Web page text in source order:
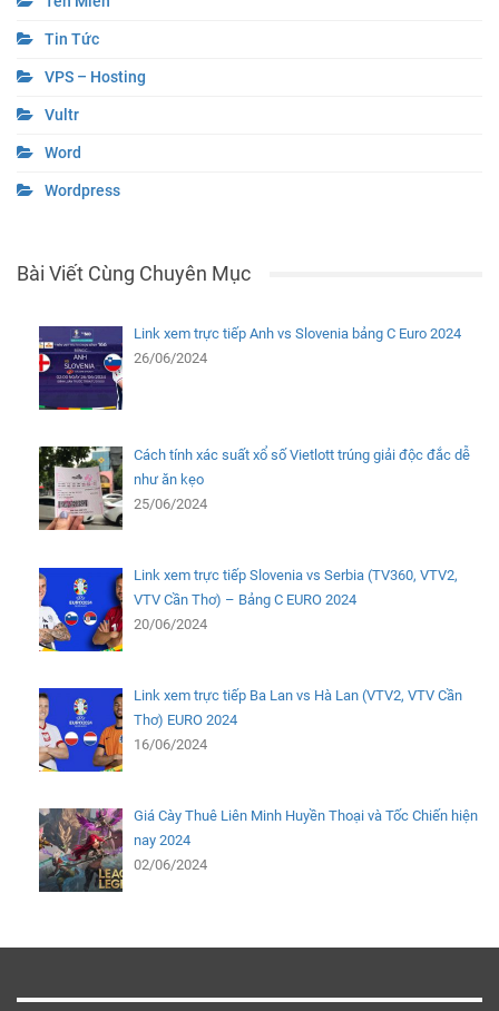
Tin Tức
VPS – Hosting
Vultr
Word
Wordpress
Bài Viết Cùng Chuyên Mục
Link xem trực tiếp Anh vs Slovenia bảng C Euro 2024
26/06/2024
Cách tính xác suất xổ số Vietlott trúng giải độc đắc dễ
như ăn kẹo
25/06/2024
Link xem trực tiếp Slovenia vs Serbia (TV360, VTV2,
VTV Cần Thơ) – Bảng C EURO 2024
20/06/2024
Link xem trực tiếp Ba Lan vs Hà Lan (VTV2, VTV Cần
Thơ) EURO 2024
16/06/2024
Giá Cày Thuê Liên Minh Huyền Thoại và Tốc Chiến hiện
nay 2024
02/06/2024